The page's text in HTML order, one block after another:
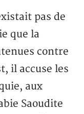
pas de
que la
contre
il accuse les
aux
Saoudite